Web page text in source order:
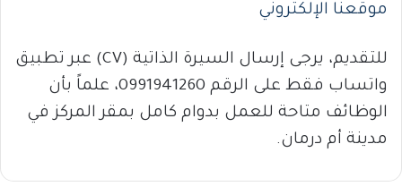
موقعنا الإلكتروني
للتقديم، يرجى إرسال السيرة الذاتية (CV) عبر تطبيق
واتساب فقط على الرقم 0991941260، علماً بأن
الوظائف متاحة للعمل بدوام كامل بمقر المركز في
مدينة أم درمان.